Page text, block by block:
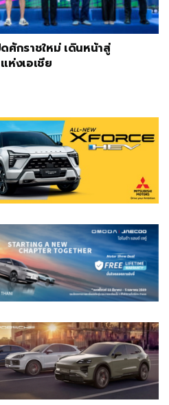
ศักราชใหม่ เดินหน้าสู่
งเอเชีย